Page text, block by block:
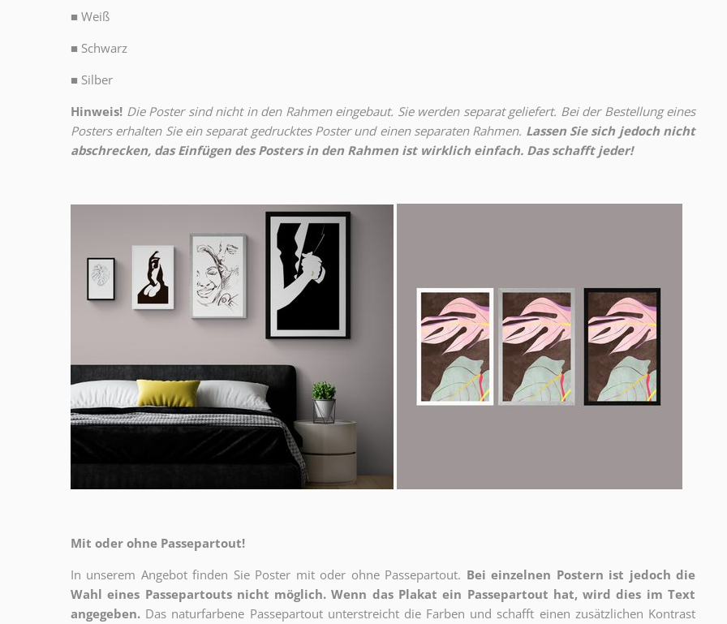
■ Weiß
■ Schwarz
■ Silber
Hinweis! Die Poster sind nicht in den Rahmen eingebaut. Sie werden separat geliefert. Bei der Bestellung eines
Posters erhalten Sie ein separat gedrucktes Poster und einen separaten Rahmen. Lassen Sie sich jedoch nicht
abschrecken, das Einfügen des Posters in den Rahmen ist wirklich einfach. Das schafft jeder!
Mit oder ohne Passepartout!
In unserem Angebot finden Sie Poster mit oder ohne Passepartout. Bei einzelnen Postern ist jedoch die
Wahl eines Passepartouts nicht möglich. Wenn das Plakat ein Passepartout hat, wird dies im Text
angegeben. Das naturfarbene Passepartout unterstreicht die Farben und schafft einen zusätzlichen Kontrast